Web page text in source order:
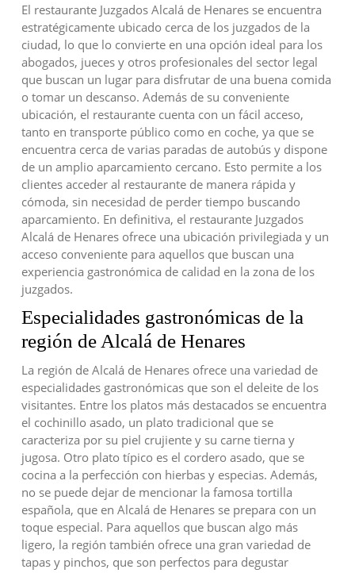
El restaurante Juzgados Alcalá de Henares se encuentra
estratégicamente ubicado cerca de los juzgados de la
ciudad, lo que lo convierte en una opción ideal para los
abogados, jueces y otros profesionales del sector legal
que buscan un lugar para disfrutar de una buena comida
o tomar un descanso. Además de su conveniente
ubicación, el restaurante cuenta con un fácil acceso,
tanto en transporte público como en coche, ya que se
encuentra cerca de varias paradas de autobús y dispone
de un amplio aparcamiento cercano. Esto permite a los
clientes acceder al restaurante de manera rápida y
cómoda, sin necesidad de perder tiempo buscando
aparcamiento. En definitiva, el restaurante Juzgados
Alcalá de Henares ofrece una ubicación privilegiada y un
acceso conveniente para aquellos que buscan una
experiencia gastronómica de calidad en la zona de los
juzgados.
Especialidades gastronómicas de la
región de Alcalá de Henares
La región de Alcalá de Henares ofrece una variedad de
especialidades gastronómicas que son el deleite de los
visitantes. Entre los platos más destacados se encuentra
el cochinillo asado, un plato tradicional que se
caracteriza por su piel crujiente y su carne tierna y
jugosa. Otro plato típico es el cordero asado, que se
cocina a la perfección con hierbas y especias. Además,
no se puede dejar de mencionar la famosa tortilla
española, que en Alcalá de Henares se prepara con un
toque especial. Para aquellos que buscan algo más
ligero, la región también ofrece una gran variedad de
tapas y pinchos, que son perfectos para degustar